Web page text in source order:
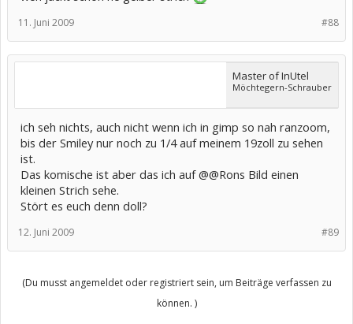
#88
11. Juni 2009
Master of InUtel
Möchtegern-Schrauber
ich seh nichts, auch nicht wenn ich in gimp so nah ranzoom,
bis der Smiley nur noch zu 1/4 auf meinem 19zoll zu sehen
ist.
Das komische ist aber das ich auf @@Rons Bild einen
kleinen Strich sehe.
Stört es euch denn doll?
#89
12. Juni 2009
(Du musst angemeldet oder registriert sein, um Beiträge verfassen zu
können. )